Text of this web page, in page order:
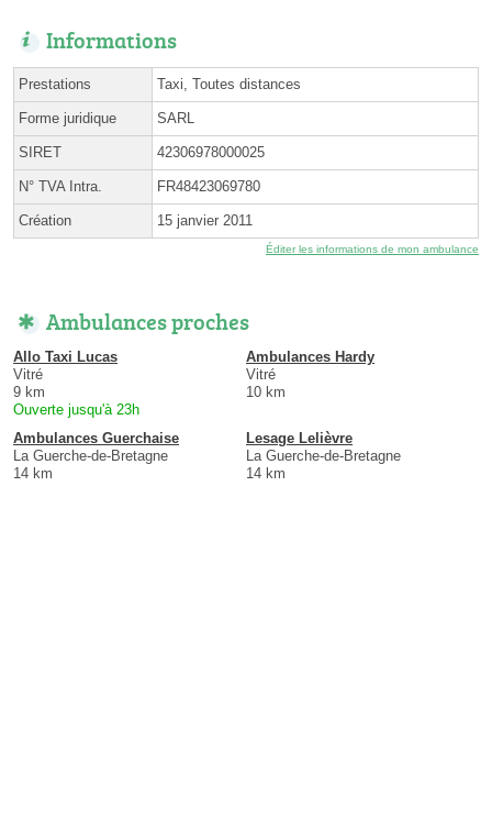
Informations
Prestations Taxi, Toutes distances
Forme juridique SARL
SIRET 42306978000025
N° TVA Intra. FR48423069780
Création 15 janvier 2011
Éditer les informations de mon ambulance
Ambulances proches
Allo Taxi Lucas
Vitré
9 km
Ouverte jusqu'à 23h
Ambulances Hardy
Vitré
10 km
Ambulances Guerchaise
La Guerche-de-Bretagne
14 km
Lesage Lelièvre
La Guerche-de-Bretagne
14 km